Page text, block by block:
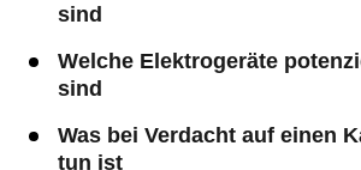
sind
Welche Elektrogeräte
sind
Was bei Verdacht auf einen
tun ist